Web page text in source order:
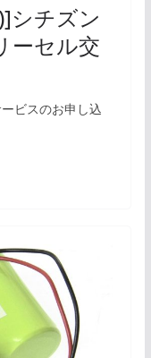
シチズン
ーセル交
ビスのお申し込